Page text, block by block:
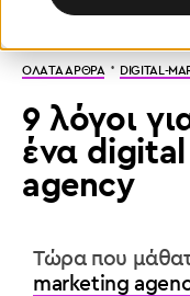
ΟΛΑ ΤΑ ΑΡΘΡΑ· DIGITAL-
9 λόγοι
ένα
agency
Τώρα που
marketing